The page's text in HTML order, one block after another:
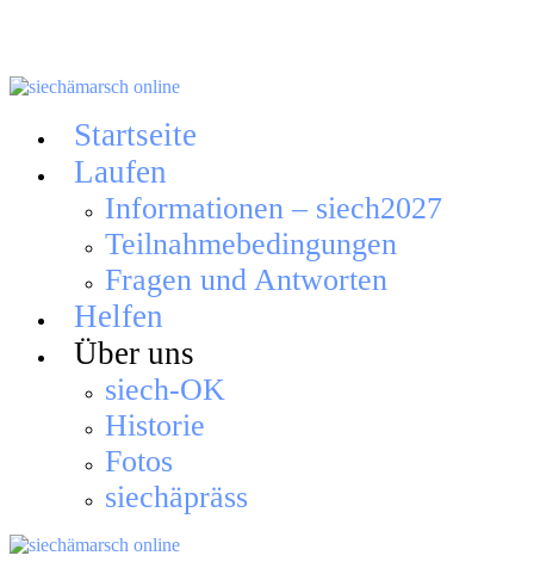
Startseite
Laufen
Informationen – siech2027
Teilnahmebedingungen
Fragen und Antworten
Helfen
Über uns
siech-OK
Historie
Fotos
siechäpräss